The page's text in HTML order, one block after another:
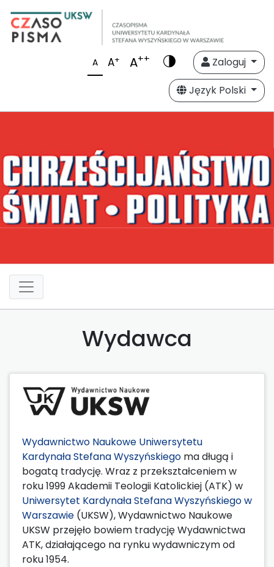
A A+ A++
Zaloguj
Język Polski
Wydawca
Wydawnictwo Naukowe Uniwersytetu
Kardynała Stefana Wyszyńskiego ma długą i
bogatą tradycję. Wraz z przekształceniem w
roku 1999 Akademii Teologii Katolickiej (ATK) w
Uniwersytet Kardynała Stefana Wyszyńskiego w
Warszawie (UKSW), Wydawnictwo Naukowe
UKSW przejęło bowiem tradycję Wydawnictwa
ATK, działającego na rynku wydawniczym od
roku 1954.